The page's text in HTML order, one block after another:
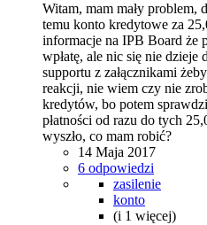
Witam, mam mały problem,
temu konto kredytowe za
informacje na IPB Board że
wpłatę, ale nic się nie dzieje
supportu z załącznikami
reakcji, nie wiem czy nie
kredytów, bo potem
płatności od razu do tych
wyszło, co mam robić?
14 Maja 2017
6 odpowiedzi
zasilenie
konto
(i 1 więcej)